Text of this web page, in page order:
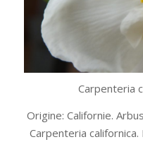
Carpenteria
Origine: Californie.
Carpenteria